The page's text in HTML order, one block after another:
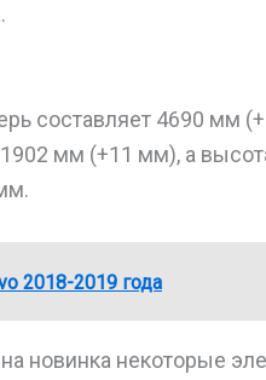
составляет 4690 мм
мм (+11 мм), а
2018-2019 года
новинка некоторые